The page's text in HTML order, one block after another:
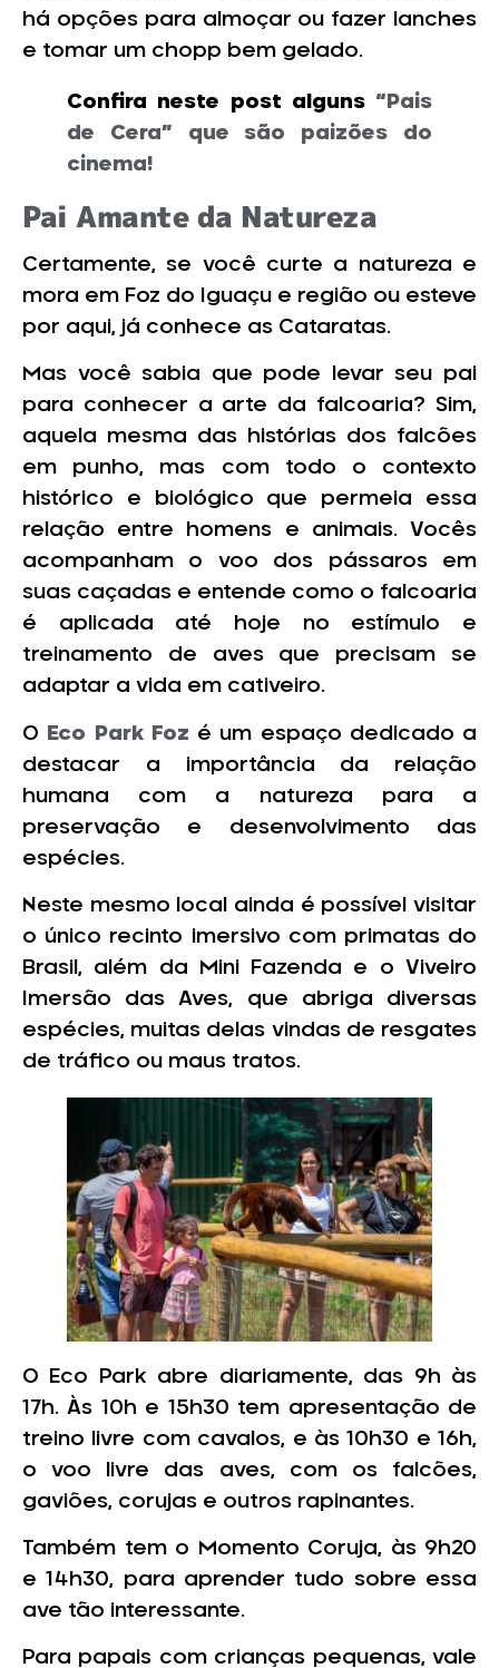
há opções para almoçar ou fazer lanches
e tomar um chopp bem gelado.
Confira neste post alguns “Pais
de Cera” que são paizões do
cinema!
Pai Amante da Natureza
Certamente, se você curte a natureza e
mora em Foz do Iguaçu e região ou esteve
por aqui, já conhece as Cataratas.
Mas você sabia que pode levar seu pai
para conhecer a arte da falcoaria? Sim,
aquela mesma das histórias dos falcões
em punho, mas com todo o contexto
histórico e biológico que permeia essa
relação entre homens e animais. Vocês
acompanham o voo dos pássaros em
suas caçadas e entende como o falcoaria
é aplicada até hoje no estímulo e
treinamento de aves que precisam se
adaptar a vida em cativeiro.
O Eco Park Foz é um espaço dedicado a
destacar a importância da relação
humana com a natureza para a
preservação e desenvolvimento das
espécies.
Neste mesmo local ainda é possível visitar
o único recinto imersivo com primatas do
Brasil, além da Mini Fazenda e o Viveiro
Imersão das Aves, que abriga diversas
espécies, muitas delas vindas de resgates
de tráfico ou maus tratos.
O Eco Park abre diariamente, das 9h às
17h. Às 10h e 15h30 tem apresentação de
treino livre com cavalos, e às 10h30 e 16h,
o voo livre das aves, com os falcões,
gaviões, corujas e outros rapinantes.
Também tem o Momento Coruja, às 9h20
e 14h30, para aprender tudo sobre essa
ave tão interessante.
Para papais com crianças pequenas, vale